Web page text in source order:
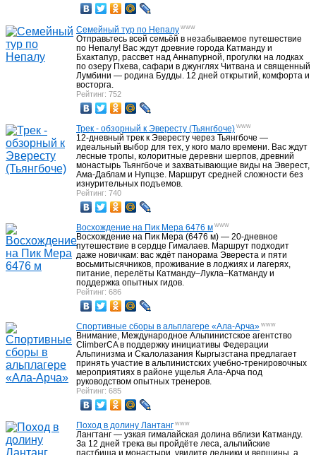
Гостиницы Самарканда 17
Гостиницы Бухары 19
Гостиницы Хивы 6
Почему мы ? 4
Семейный тур по Непалу www
Отправьтесь всей семьёй в незабываемое путешествие
по Непалу! Вас ждут древние города Катманду и
Бхактапур, рассвет над Аннапурной, прогулки на лодках
по озеру Пхева, сафари в джунглях Читвана и священный
Лумбини — родина Будды. 12 дней открытий, комфорта и
восторга.
Рейтинг: 752
Трек - обзорный к Эвересту (Тьянгбоче) www
12-дневный трек к Эвересту через Тьянгбоче —
идеальный выбор для тех, у кого мало времени. Вас ждут
лесные тропы, колоритные деревни шерпов, древний
монастырь Тьянгбоче и захватывающие виды на Эверест,
Ама-Даблам и Нупцзе. Маршрут средней сложности без
изнурительных подъемов.
Рейтинг: 740
Восхождение на Пик Мера 6476 м www
Восхождение на Пик Мера (6476 м) — 20-дневное
путешествие в сердце Гималаев. Маршрут подходит
даже новичкам: вас ждёт панорама Эвереста и пяти
восьмитысячников, проживание в лоджиях и лагерях,
питание, перелёты Катманду–Лукла–Катманду и
поддержка опытных гидов.
Рейтинг: 686
Спортивные сборы в альплагере «Ала-Арча» www
Внимание, Международное Альпинистское агентство
ClimberCA в поддержку инициативы Федерации
Альпинизма и Скалолазания Кыргызстана предлагает
принять участие в альпинистских учебно-тренировочных
мероприятиях в районе ущелья Ала-Арча под
руководством опытных тренеров.
Рейтинг: 685
Поход в долину Лантанг www
Лангтанг — узкая гималайская долина вблизи Катманду.
За 12 дней трека вы пройдёте леса, альпийские